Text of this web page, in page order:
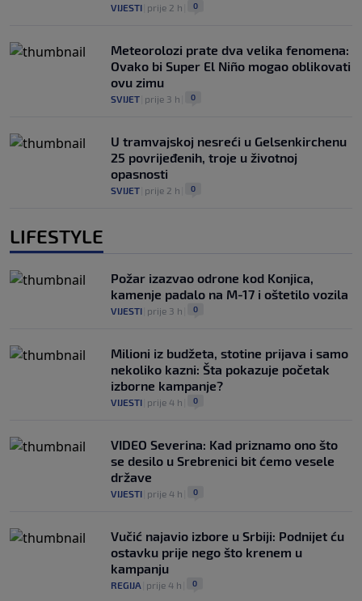
VIJESTI prije 2 h 0
Meteorolozi prate dva velika fenomena:
Ovako bi Super El Niño mogao oblikovati
ovu zimu
SVIJET prije 3 h 0
U tramvajskoj nesreći u Gelsenkirchenu
25 povrijeđenih, troje u životnoj
opasnosti
SVIJET prije 2 h 0
LIFESTYLE
Požar izazvao odrone kod Konjica,
kamenje padalo na M-17 i oštetilo vozila
VIJESTI prije 3 h 0
Milioni iz budžeta, stotine prijava i samo
nekoliko kazni: Šta pokazuje početak
izborne kampanje?
VIJESTI prije 4 h 0
VIDEO Severina: Kad priznamo ono što
se desilo u Srebrenici bit ćemo vesele
države
VIJESTI prije 4 h 0
Vučić najavio izbore u Srbiji: Podnijet ću
ostavku prije nego što krenem u
kampanju
REGIJA prije 4 h 0